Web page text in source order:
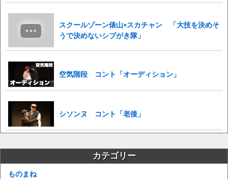
スクールゾーン俵山×スカチャン 「大技を決めそ
うで決めないシブがき隊」
空気階段 コント「オーディション」
シソンヌ コント「老後」
カテゴリー
ものまね